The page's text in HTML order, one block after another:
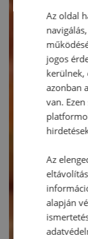
Az oldal
jogos
kerülnek,
azonban
van.
Az
alapján